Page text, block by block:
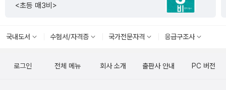
<초등 매3비>
국내도서 수험서/자격증 국가전문자격 응급구조사
로그인 전체 메뉴 회사 소개 출판사 안내 PC 버전